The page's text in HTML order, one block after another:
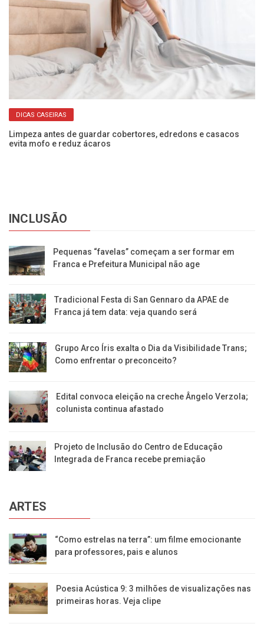
DICAS CASEIRAS
Limpeza antes de guardar cobertores, edredons e casacos
evita mofo e reduz ácaros
INCLUSÃO
Pequenas “favelas” começam a ser formar em
Franca e Prefeitura Municipal não age
Tradicional Festa di San Gennaro da APAE de
Franca já tem data: veja quando será
Grupo Arco Íris exalta o Dia da Visibilidade Trans;
Como enfrentar o preconceito?
Edital convoca eleição na creche Ângelo Verzola;
colunista continua afastado
Projeto de Inclusão do Centro de Educação
Integrada de Franca recebe premiação
ARTES
“Como estrelas na terra”: um filme emocionante
para professores, pais e alunos
Poesia Acústica 9: 3 milhões de visualizações nas
primeiras horas. Veja clipe